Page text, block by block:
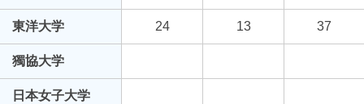
東洋大学 24 13 37
獨協大学
日本女子大学